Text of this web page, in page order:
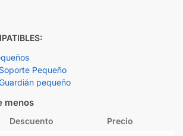
Pequeño
pequeño
menos
Descuento Precio